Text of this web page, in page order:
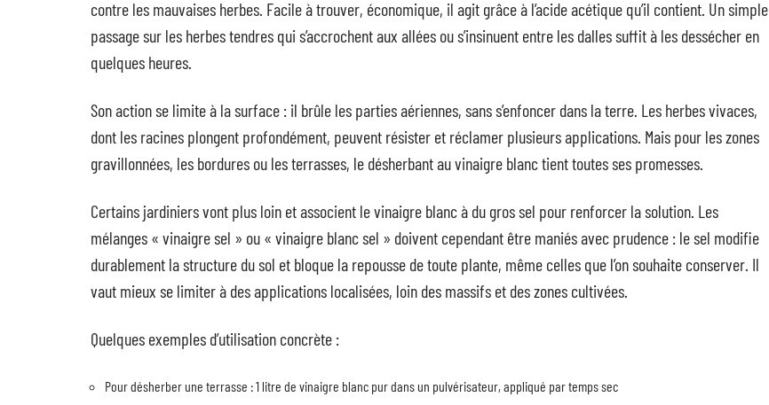
contre les mauvaises herbes. Facile à trouver, économique, il agit grâce à l’acide acétique qu’il contient. Un simple
passage sur les herbes tendres qui s’accrochent aux allées ou s’insinuent entre les dalles suffit à les dessécher en
quelques heures.
Son action se limite à la surface : il brûle les parties aériennes, sans s’enfoncer dans la terre. Les herbes vivaces,
dont les racines plongent profondément, peuvent résister et réclamer plusieurs applications. Mais pour les zones
gravillonnées, les bordures ou les terrasses, le désherbant au vinaigre blanc tient toutes ses promesses.
Certains jardiniers vont plus loin et associent le vinaigre blanc à du gros sel pour renforcer la solution. Les
mélanges « vinaigre sel » ou « vinaigre blanc sel » doivent cependant être maniés avec prudence : le sel modifie
durablement la structure du sol et bloque la repousse de toute plante, même celles que l’on souhaite conserver. Il
vaut mieux se limiter à des applications localisées, loin des massifs et des zones cultivées.
Quelques exemples d’utilisation concrète :
Pour désherber une terrasse : 1 litre de vinaigre blanc pur dans un pulvérisateur, appliqué par temps sec